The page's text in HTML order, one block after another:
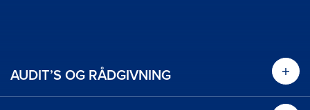
AUDIT’S OG RÅDGIVNING Les